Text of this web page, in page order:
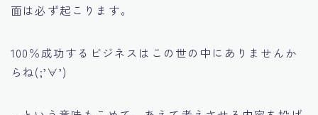
面は必ず起こります。
100％成功するビジネスはこの世の中にありませんか
らね(;’∀’)